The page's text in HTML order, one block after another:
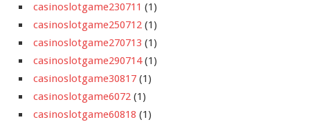
casinoslotgame230711 (1)
casinoslotgame250712 (1)
casinoslotgame270713 (1)
casinoslotgame290714(1)
casinoslotgame30817 (1)
casinoslotgame6072 (1)
casinoslotgame60818 (1)